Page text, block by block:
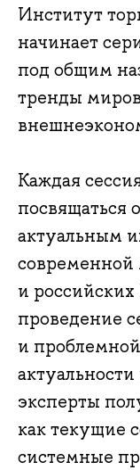
Институт
начинает
под общим
тренды
Каждая
посвящаться
актуальным
современной
и
проведение
и
эксперты
как текущие
системные